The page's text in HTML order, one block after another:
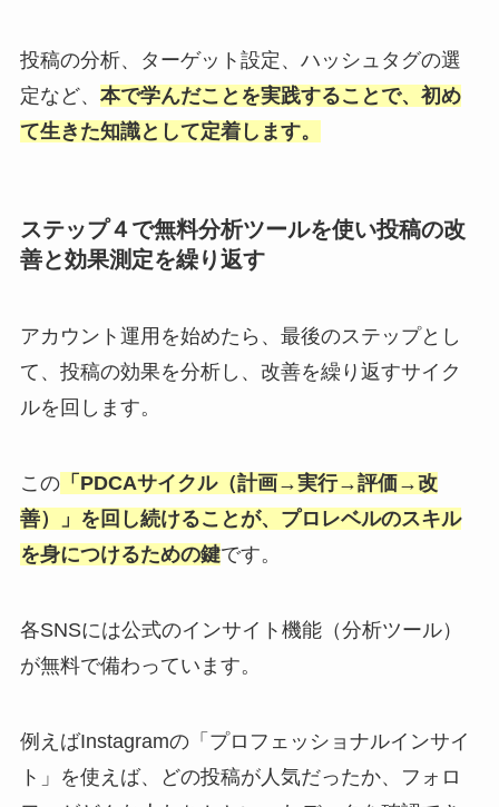
投稿の分析、ターゲット設定、ハッシュタグの選
定など、 本で学んだことを実践することで、初め
て生きた知識として定着します。
ステップ４で無料分析ツールを使い投稿の改
善と効果測定を繰り返す
アカウント運用を始めたら、最後のステップとし
て、投稿の効果を分析し、改善を繰り返すサイク
ルを回します。
この「PDCAサイクル（計画→実行→評価→改
善）」を回し続けることが、プロレベルのスキル
を身につけるための鍵です。
各SNSには公式のインサイト機能（分析ツール）
が無料で備わっています。
例えばInstagramの「プロフェッショナルインサイ
ト」を使えば、どの投稿が人気だったか、フォロ